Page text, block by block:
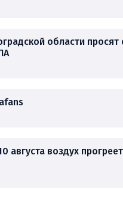
области
августа воздух